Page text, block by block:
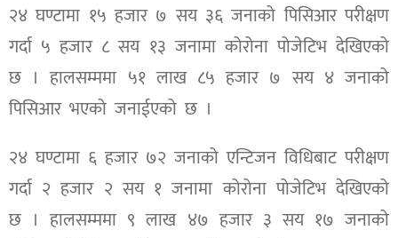
२४ घण्टामा १५ हजार ७ सय ३६ जनाको पिसिआर परीक्षण
गर्दा ५ हजार ८ सय १३ जनामा कोरोना पोजेटिभ देखिएको
छ । हालसम्ममा ५१ लाख ८५ हजार ७ सय ४ जनाको
पिसिआर भएको जनाईएको छ ।
२४ घण्टामा ६ हजार ७२ जनाको एन्टिजन विधिबाट परीक्षण
गर्दा २ हजार २ सय १ जनामा कोरोना पोजेटिभ देखिएको
छ । हालसम्ममा ९ लाख ४७ हजार ३ सय १७ जनाको